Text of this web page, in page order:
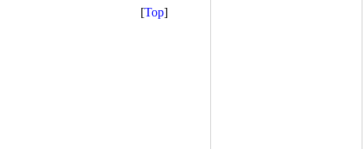
[Top]